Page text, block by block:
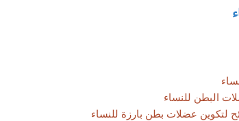
البطن للنساء
لتكوين عضلات بطن بارزة للنساء